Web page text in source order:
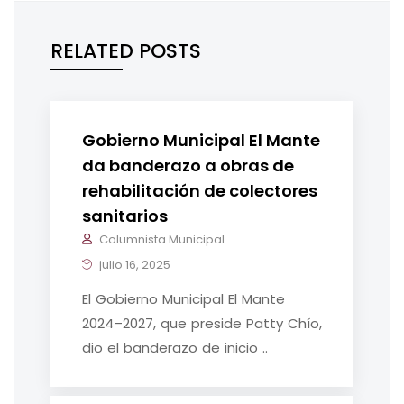
RELATED POSTS
Gobierno Municipal El Mante
da banderazo a obras de
rehabilitación de colectores
sanitarios
Columnista Municipal
julio 16, 2025
El Gobierno Municipal El Mante
2024–2027, que preside Patty Chío,
dio el banderazo de inicio ..